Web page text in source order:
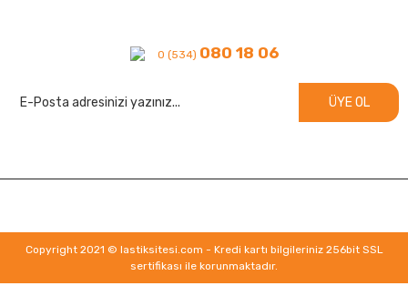
0 (534) 080 18 06
ÜYE OL
Copyright 2021 © lastiksitesi.com - Kredi kartı bilgileriniz 256bit SSL
sertifikası ile korunmaktadır.